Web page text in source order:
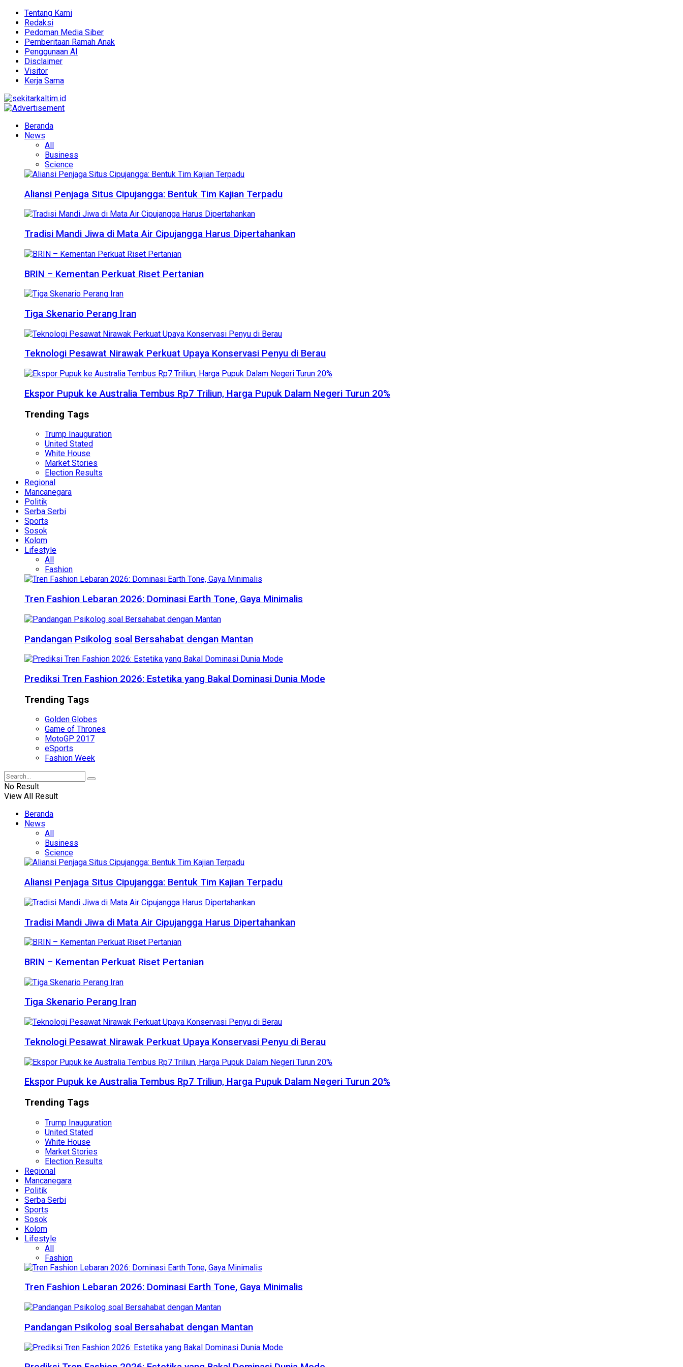
Tentang Kami
Redaksi
Pedoman Media Siber
Pemberitaan Ramah Anak
Penggunaan AI
Disclaimer
Visitor
Kerja Sama
Beranda
News
All
Business
Science
Aliansi Penjaga Situs Cipujangga: Bentuk Tim Kajian Terpadu
Tradisi Mandi Jiwa di Mata Air Cipujangga Harus Dipertahankan
BRIN – Kementan Perkuat Riset Pertanian
Tiga Skenario Perang Iran
Teknologi Pesawat Nirawak Perkuat Upaya Konservasi Penyu di Berau
Ekspor Pupuk ke Australia Tembus Rp7 Triliun, Harga Pupuk Dalam Negeri Turun 20%
Trending Tags
Trump Inauguration
United Stated
White House
Market Stories
Election Results
Regional
Mancanegara
Politik
Serba Serbi
Sports
Sosok
Kolom
Lifestyle
All
Fashion
Tren Fashion Lebaran 2026: Dominasi Earth Tone, Gaya Minimalis
Pandangan Psikolog soal Bersahabat dengan Mantan
Prediksi Tren Fashion 2026: Estetika yang Bakal Dominasi Dunia Mode
Trending Tags
Golden Globes
Game of Thrones
MotoGP 2017
eSports
Fashion Week
No Result
View All Result
Beranda
News
All
Business
Science
Aliansi Penjaga Situs Cipujangga: Bentuk Tim Kajian Terpadu
Tradisi Mandi Jiwa di Mata Air Cipujangga Harus Dipertahankan
BRIN – Kementan Perkuat Riset Pertanian
Tiga Skenario Perang Iran
Teknologi Pesawat Nirawak Perkuat Upaya Konservasi Penyu di Berau
Ekspor Pupuk ke Australia Tembus Rp7 Triliun, Harga Pupuk Dalam Negeri Turun 20%
Trending Tags
Trump Inauguration
United Stated
White House
Market Stories
Election Results
Regional
Mancanegara
Politik
Serba Serbi
Sports
Sosok
Kolom
Lifestyle
All
Fashion
Tren Fashion Lebaran 2026: Dominasi Earth Tone, Gaya Minimalis
Pandangan Psikolog soal Bersahabat dengan Mantan